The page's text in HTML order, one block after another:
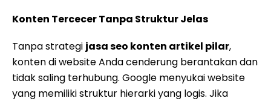
Konten Tercecer Tanpa Struktur Jelas
Tanpa strategi jasa seo konten artikel pilar,
konten di website Anda cenderung berantakan dan
tidak saling terhubung. Google menyukai website
yang memiliki struktur hierarki yang logis. Jika